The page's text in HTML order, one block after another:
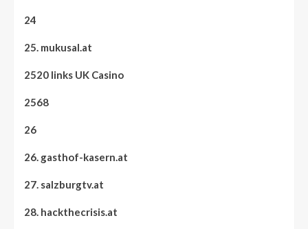
24
25. mukusal.at
2520 links UK Casino
2568
26
26. gasthof-kasern.at
27. salzburgtv.at
28. hackthecrisis.at